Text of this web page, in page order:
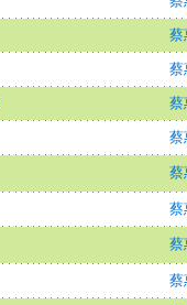
蔡
蔡
蔡
蔡
蔡
蔡
蔡
蔡